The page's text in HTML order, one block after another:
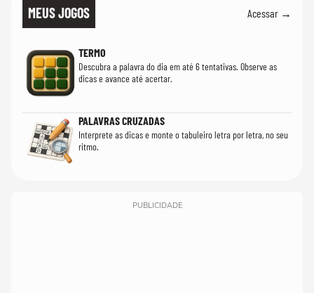
MEUS JOGOS Acessar →
TERMO
Descubra a palavra do dia em até 6 tentativas. Observe as
dicas e avance até acertar.
PALAVRAS CRUZADAS
Interprete as dicas e monte o tabuleiro letra por letra, no seu
ritmo.
PUBLICIDADE